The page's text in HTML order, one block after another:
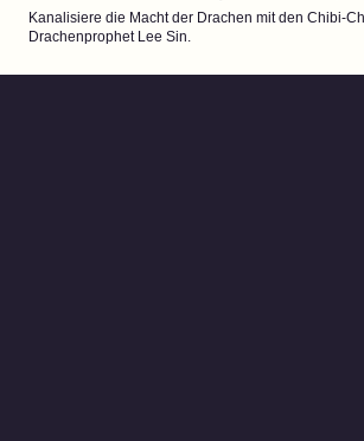
Kanalisiere die Macht der Drachen mit den Chibi-
Drachenprophet Lee Sin.